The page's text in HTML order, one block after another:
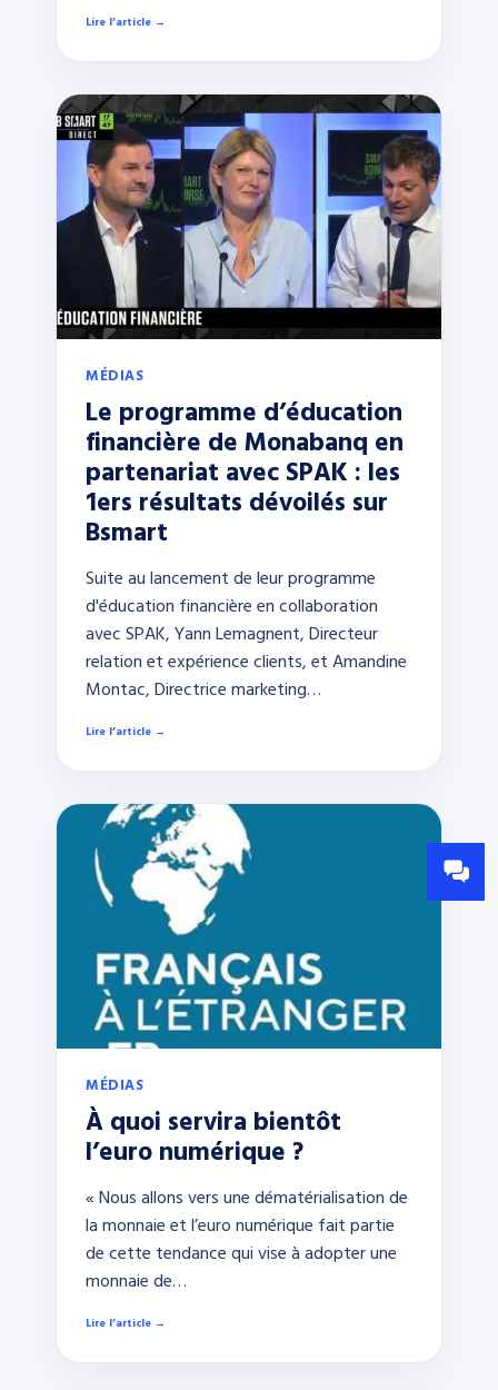
Lire l’article →
MÉDIAS
Le programme d’éducation
financière de Monabanq en
partenariat avec SPAK : les
1ers résultats dévoilés sur
Bsmart
Suite au lancement de leur programme
d'éducation financière en collaboration
avec SPAK, Yann Lemagnent, Directeur
relation et expérience clients, et Amandine
Montac, Directrice marketing…
Lire l’article →
MÉDIAS
À quoi servira bientôt
l’euro numérique ?
« Nous allons vers une dématérialisation de
la monnaie et l’euro numérique fait partie
de cette tendance qui vise à adopter une
monnaie de…
Lire l’article →